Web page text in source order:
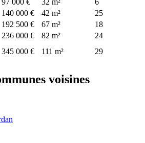
97 000 € 32 m²
6
140 000 € 42 m²
25
192 500 € 67 m²
18
236 000 € 82 m²
24
345 000 € 111 m² 29
voisines